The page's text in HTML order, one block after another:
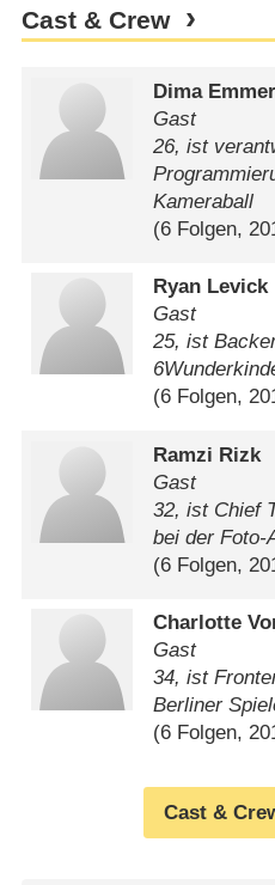
Cast & Crew
Dima
Gast
26, ist
Kameraball
(6 Folgen,
Ryan Levick
Gast
25, ist
(6 Folgen,
Ramzi Rizk
Gast
32, ist Chief
bei der Foto-
(6 Folgen,
Charlotte
Gast
34, ist
Berliner
(6 Folgen,
Cast &